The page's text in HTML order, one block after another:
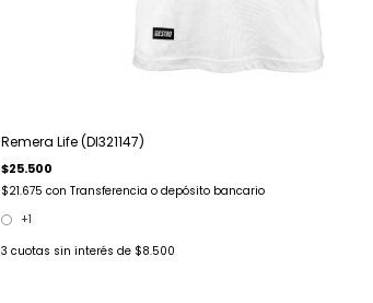
Remera Life (DI321147)
$25.500
$21.675 con Transferencia o depósito bancario
+1
3 cuotas sin interés de $8.500